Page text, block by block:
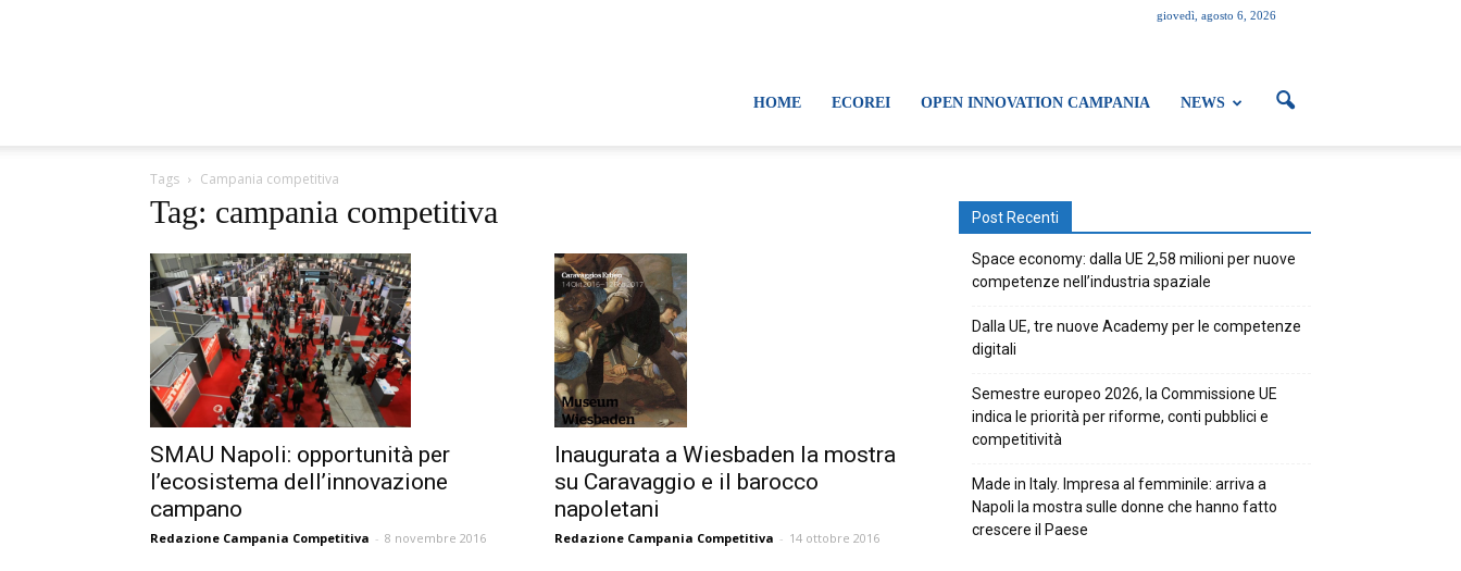
giovedì, agosto 6, 2026
HOME ECOREI OPEN INNOVATION CAMPANIA NEWS
Tags Campania competitiva
Tag: campania competitiva
SMAU Napoli: opportunità per
l’ecosistema dell’innovazione
campano
Redazione Campania Competitiva - 8 novembre 2016
Inaugurata a Wiesbaden la mostra
su Caravaggio e il barocco
napoletani
Redazione Campania Competitiva - 14 ottobre 2016
Post Recenti
Space economy: dalla UE 2,58 milioni per nuove
competenze nell’industria spaziale
Dalla UE, tre nuove Academy per le competenze
digitali
Semestre europeo 2026, la Commissione UE
indica le priorità per riforme, conti pubblici e
competitività
Made in Italy. Impresa al femminile: arriva a
Napoli la mostra sulle donne che hanno fatto
crescere il Paese